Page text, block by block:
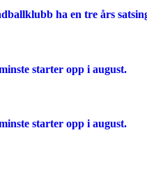
ha en tre års
starter opp i august.
starter opp i august.